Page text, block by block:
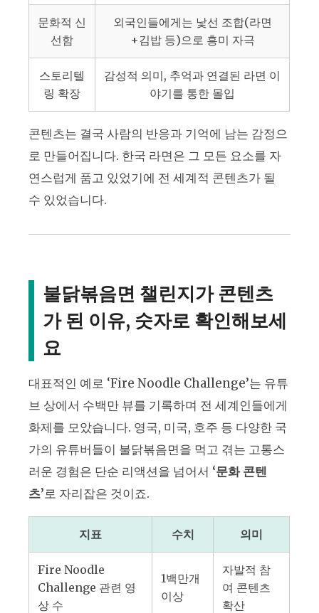
문화적 신
선함
외국인들에게는 낯선 조합(라면
+김밥 등)으로 흥미 자극
스토리텔
링 확장
감성적 의미, 추억과 연결된 라면 이
야기를 통한 몰입
콘텐츠는 결국 사람의 반응과 기억에 남는 감정으
로 만들어집니다. 한국 라면은 그 모든 요소를 자
연스럽게 품고 있었기에 전 세계적 콘텐츠가 될
수 있었습니다.
불닭볶음면 챌린지가 콘텐츠
가 된 이유, 숫자로 확인해보세
요
대표적인 예로 ‘Fire Noodle Challenge’는 유튜
브 상에서 수백만 뷰를 기록하며 전 세계인들에게
화제를 모았습니다. 영국, 미국, 호주 등 다양한 국
가의 유튜버들이 불닭볶음면을 먹고 겪는 고통스
러운 경험은 단순 리액션을 넘어서 ‘문화 콘텐
츠’로 자리잡은 것이죠.
지표 수치 의미
Fire Noodle
Challenge 관련 영
상 수
1백만개
이상
자발적 참
여 콘텐츠
확산